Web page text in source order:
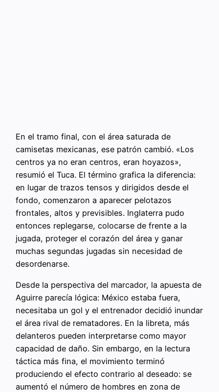
En el tramo final, con el área saturada de
camisetas mexicanas, ese patrón cambió. «Los
centros ya no eran centros, eran hoyazos»,
resumió el Tuca. El término grafica la diferencia:
en lugar de trazos tensos y dirigidos desde el
fondo, comenzaron a aparecer pelotazos
frontales, altos y previsibles. Inglaterra pudo
entonces replegarse, colocarse de frente a la
jugada, proteger el corazón del área y ganar
muchas segundas jugadas sin necesidad de
desordenarse.
Desde la perspectiva del marcador, la apuesta de
Aguirre parecía lógica: México estaba fuera,
necesitaba un gol y el entrenador decidió inundar
el área rival de rematadores. En la libreta, más
delanteros pueden interpretarse como mayor
capacidad de daño. Sin embargo, en la lectura
táctica más fina, el movimiento terminó
produciendo el efecto contrario al deseado: se
aumentó el número de hombres en zona de